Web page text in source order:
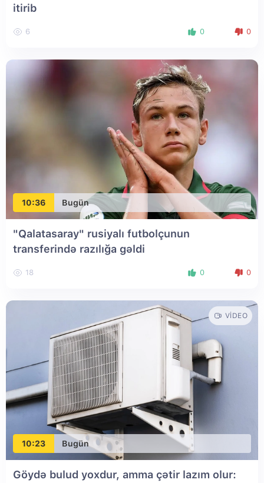
itirib
6 0 0
10:36 Bugün
"Qalatasaray" rusiyalı futbolçunun
transferində razılığa gəldi
18 0 0
10:23 Bugün
VIDEO
Göydə bulud yoxdur, amma çətir lazım olur: